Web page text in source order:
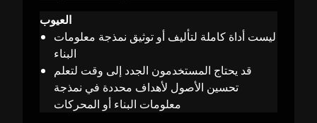
العيوب
ليست أداة كاملة لتأليف أو توثيق نمذجة معلومات
البناء
قد يحتاج المستخدمون الجدد إلى وقت لتعلم
تحسين الأصول لأهداف محددة في نمذجة
معلومات البناء أو المحركات